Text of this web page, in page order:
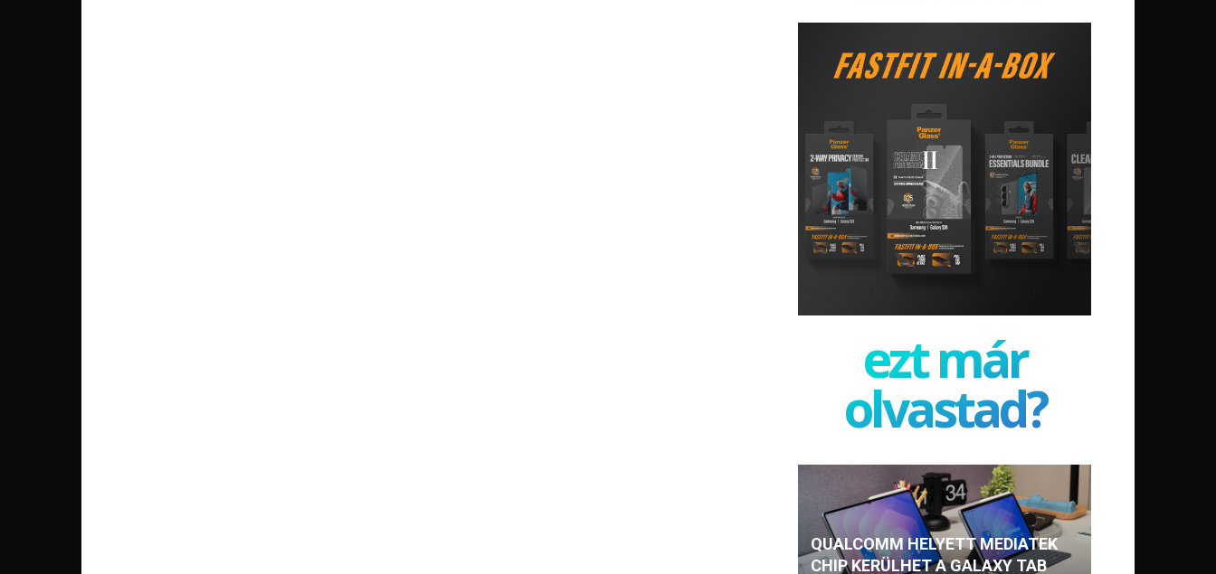
ezt már
olvastad?
QUALCOMM HELYETT MEDIATEK
CHIP KERÜLHET A GALAXY TAB